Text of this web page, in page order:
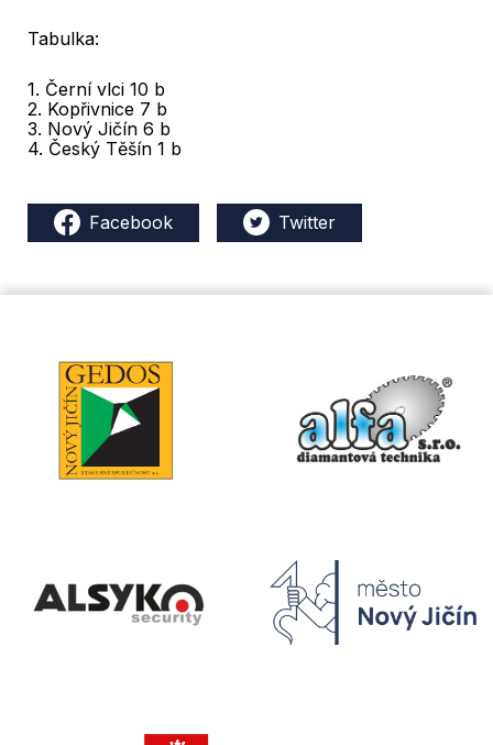
Tabulka:
1. Černí vlci 10 b
2. Kopřivnice 7 b
3. Nový Jičín 6 b
4. Český Těšín 1 b
Facebook Twitter